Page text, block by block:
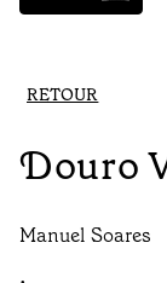
RETOUR
Douro
Manuel Soares